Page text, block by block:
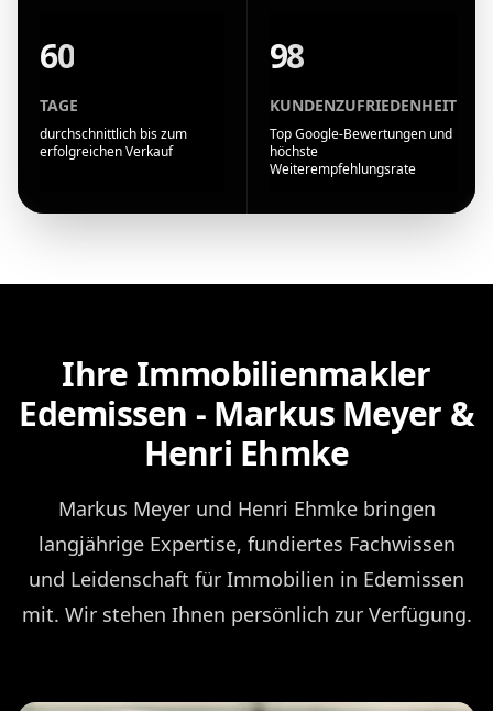
60
TAGE
durchschnittlich bis zum
erfolgreichen Verkauf
98
KUNDENZUFRIEDENHEIT
Top Google-Bewertungen und
höchste
Weiterempfehlungsrate
Ihre Immobilienmakler
Edemissen - Markus Meyer &
Henri Ehmke
Markus Meyer und Henri Ehmke bringen
langjährige Expertise, fundiertes Fachwissen
und Leidenschaft für Immobilien in Edemissen
mit. Wir stehen Ihnen persönlich zur Verfügung.